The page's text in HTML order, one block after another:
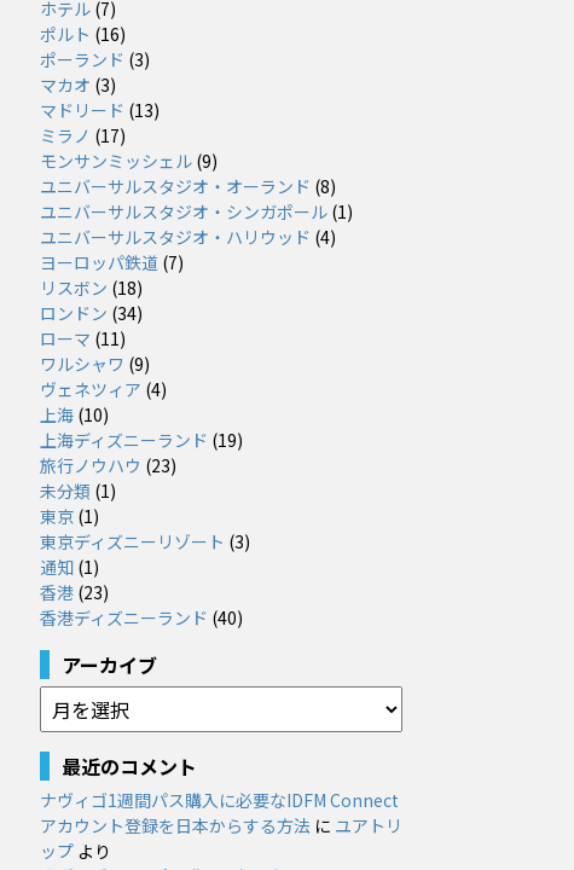
ホテル (7)
ポルト (16)
ポーランド (3)
マカオ (3)
マドリード (13)
ミラノ (17)
モンサンミッシェル (9)
ユニバーサルスタジオ・オーランド (8)
ユニバーサルスタジオ・シンガポール (1)
ユニバーサルスタジオ・ハリウッド (4)
ヨーロッパ鉄道 (7)
リスボン (18)
ロンドン (34)
ローマ (11)
ワルシャワ (9)
ヴェネツィア (4)
上海 (10)
上海ディズニーランド (19)
旅行ノウハウ (23)
未分類 (1)
東京 (1)
東京ディズニーリゾート (3)
通知 (1)
香港 (23)
香港ディズニーランド (40)
アーカイブ
ア
ー
カ
イ
ブ
最近のコメント
ナヴィゴ1週間パス購入に必要なIDFM Connect
アカウント登録を日本からする方法 に ユアトリ
ップ より